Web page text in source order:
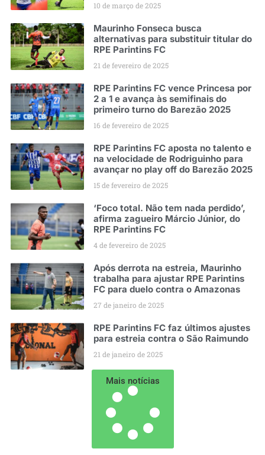
10 de março de 2025
Maurinho Fonseca busca
alternativas para substituir titular do
RPE Parintins FC
21 de fevereiro de 2025
RPE Parintins FC vence Princesa por
2 a 1 e avança às semifinais do
primeiro turno do Barezão 2025
16 de fevereiro de 2025
RPE Parintins FC aposta no talento e
na velocidade de Rodriguinho para
avançar no play off do Barezão 2025
15 de fevereiro de 2025
‘Foco total. Não tem nada perdido’,
afirma zagueiro Márcio Júnior, do
RPE Parintins FC
4 de fevereiro de 2025
Após derrota na estreia, Maurinho
trabalha para ajustar RPE Parintins
FC para duelo contra o Amazonas
27 de janeiro de 2025
RPE Parintins FC faz últimos ajustes
para estreia contra o São Raimundo
21 de janeiro de 2025
Mais notícias